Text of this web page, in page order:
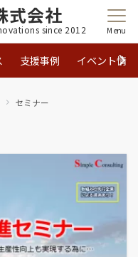
式会社
since 2012 Menu
支援事例 イベント情報
セミナー